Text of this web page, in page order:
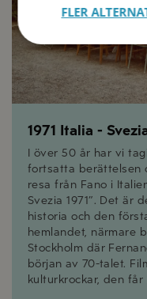
1971 Italia -
I över 50 år har vi
fortsatta berättelsen
resa från Fano i
Svezia 1971”. Det är
historia och den
hemlandet, närmare
Stockholm där
början av 70-talet.
kulturkrockar, den får
FLER